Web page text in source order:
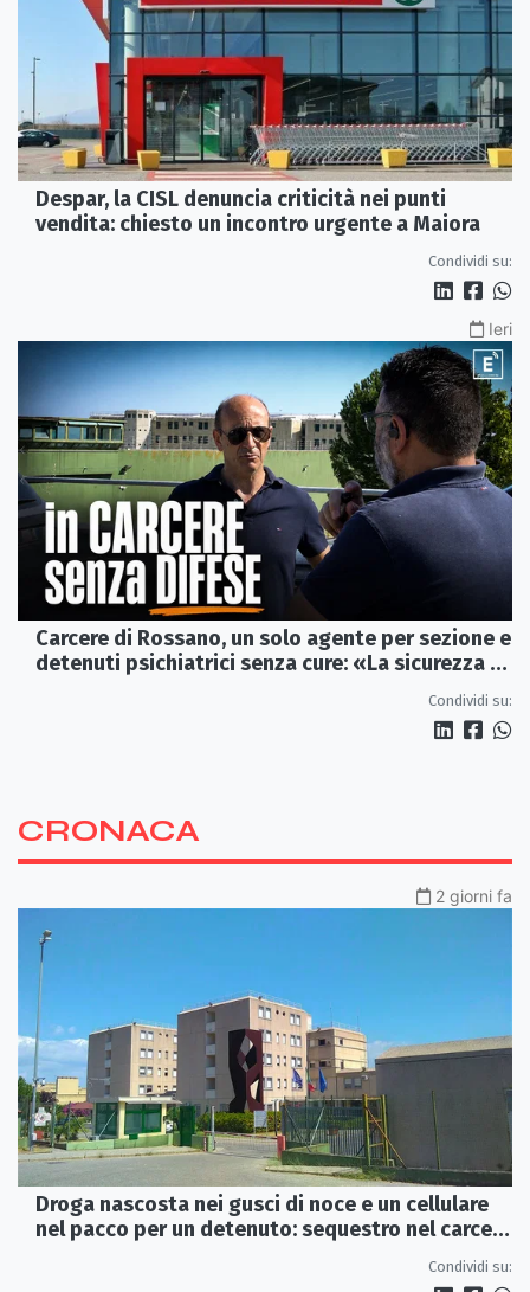
Despar, la CISL denuncia criticità nei punti
vendita: chiesto un incontro urgente a Maiora
Condividi su:
Ieri
Carcere di Rossano, un solo agente per sezione e
detenuti psichiatrici senza cure: «La sicurezza è
Condividi su:
CRONACA
2 giorni fa
Droga nascosta nei gusci di noce e un cellulare
nel pacco per un detenuto: sequestro nel carcere
Condividi su: